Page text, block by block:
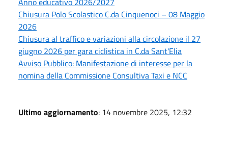
Chiusura Polo Scolastico C.da Cinquenoci – 08 Maggio
2026
Chiusura al traffico e variazioni alla circolazione il 27
giugno 2026 per gara ciclistica in C.da Sant'Elia
Avviso Pubblico: Manifestazione di interesse per la
nomina della Commissione Consultiva Taxi e NCC
Ultimo aggiornamento: 14 novembre 2025, 12:32